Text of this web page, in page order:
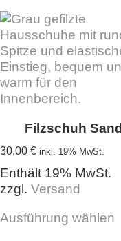
Filzschuh Sand
30,00 € inkl. 19% MwSt.
Enthält 19% MwSt.
zzgl. Versand
Ausführung wählen